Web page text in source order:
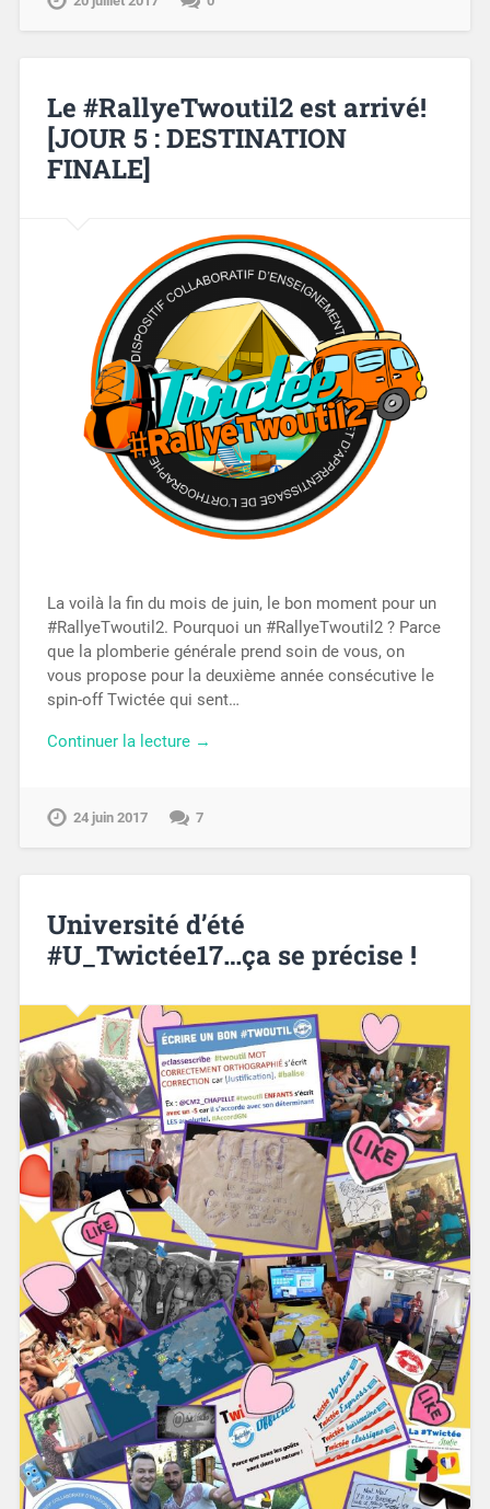
Le #RallyeTwoutil2 est arrivé!
[JOUR 5 : DESTINATION
FINALE]
La voilà la fin du mois de juin, le bon moment pour un
#RallyeTwoutil2. Pourquoi un #RallyeTwoutil2 ? Parce
que la plomberie générale prend soin de vous, on
vous propose pour la deuxième année consécutive le
spin-off Twictée qui sent…
Continuer la lecture →
24 juin 2017 7
Université d’été
#U_Twictée17…ça se précise !